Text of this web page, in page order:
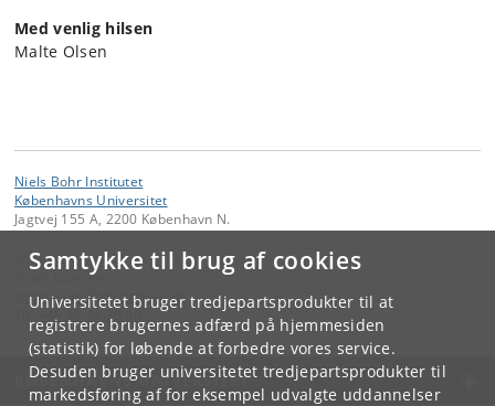
Samtykke til brug af cookies
Universitetet bruger tredjepartsprodukter til at
registrere brugernes adfærd på hjemmesiden
(statistik) for løbende at forbedre vores service.
Desuden bruger universitetet tredjepartsprodukter til
markedsføring af for eksempel udvalgte uddannelser
Med venlig hilsen
Malte Olsen
Niels Bohr Institutet
Københavns Universitet
Jagtvej 155 A, 2200 København N.
Kontakt:
Peter Laursen
spoerg.om.fysik@ nbi.ku.dk
KØBENHAVNS UNIVERSITET